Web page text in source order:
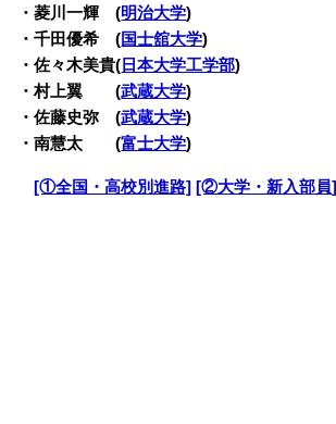
・菱川一輝 (明治大学)
・千田優希 (国士舘大学)
・佐々木美貴( 日本大学工学部)
・村上翼 (武蔵大学)
・佐藤史弥 (武蔵大学)
・南慧太 (富士大学)
[①全国・高校別進路] [②大学・新入部員]